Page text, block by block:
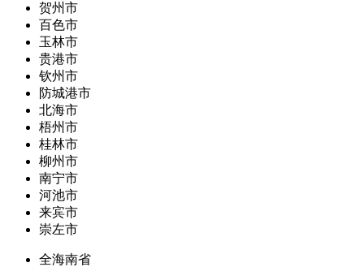
贺州市
百色市
玉林市
贵港市
钦州市
防城港市
北海市
梧州市
桂林市
柳州市
南宁市
河池市
来宾市
崇左市
全海南省